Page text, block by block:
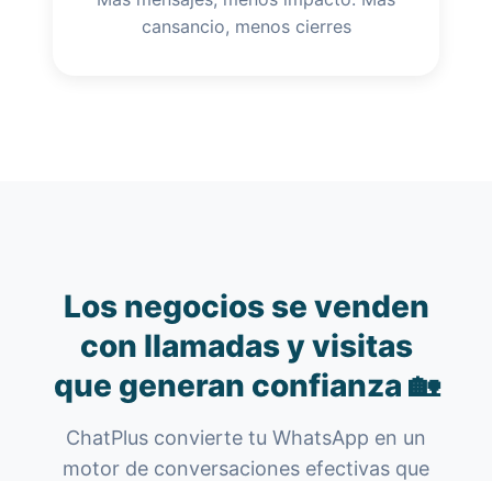
cansancio, menos cierres
Los negocios se venden
con llamadas y visitas
que generan confianza 🏡
ChatPlus convierte tu WhatsApp en un
motor de conversaciones efectivas que